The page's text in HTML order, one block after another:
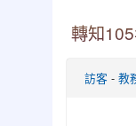
轉知
訪客 - 教